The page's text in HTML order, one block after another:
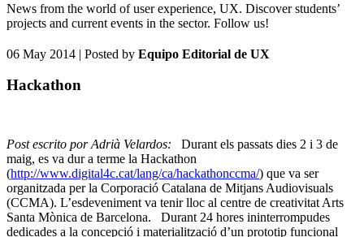
News from the world of user experience, UX. Discover students’
projects and current events in the sector. Follow us!
06 May 2014 | Posted by Equipo Editorial de UX
Hackathon
Post escrito por Adrià Velardos: Durant els passats dies 2 i 3 de
maig, es va dur a terme la Hackathon
(http://www.digital4c.cat/lang/ca/hackathonccma/) que va ser
organitzada per la Corporació Catalana de Mitjans Audiovisuals
(CCMA). L’esdeveniment va tenir lloc al centre de creativitat Arts
Santa Mònica de Barcelona. Durant 24 hores ininterrompudes
dedicades a la concepció i materialització d’un prototip funcional